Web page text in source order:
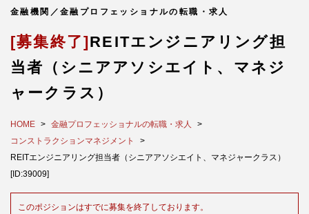
金融機関／金融プロフェッショナルの転職・求人
[募集終了]REITエンジニアリング担
当者（シニアアソシエイト、マネジ
ャークラス）
HOME
金融プロフェッショナルの転職・求人
コンストラクションマネジメント
REITエンジニアリング担当者（シニアアソシエイト、マネジャークラス）
[ID:39009]
このポジションはすでに募集を終了しております。